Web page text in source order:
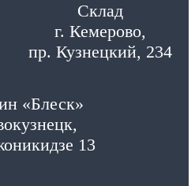
Склад
г. Кемерово,
пр. Кузнецкий, 234
«Блеск»
13